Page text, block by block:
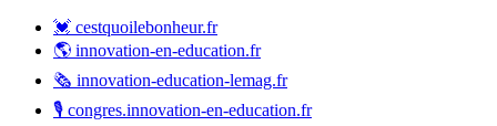
💓 cestquoilebonheur.fr
🌎 innovation-en-education.fr
🗞️ innovation-education-lemag.fr
🎙️ congres.innovation-en-education.fr